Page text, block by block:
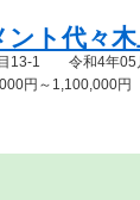
ト代々
目13-1 令和4年05
円～1,100,000